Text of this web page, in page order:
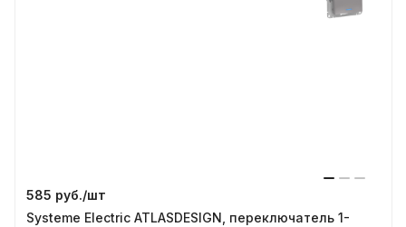
585 руб./шт
Systeme Electric ATLASDESIGN, переключатель 1-